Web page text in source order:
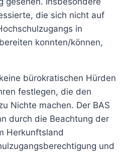
die sich nicht auf
in
konnten/können,
bürokratischen Hürden
festlegen, die den
Nichte machen. Der BAS
durch die Beachtung der
Herkunftsland
und